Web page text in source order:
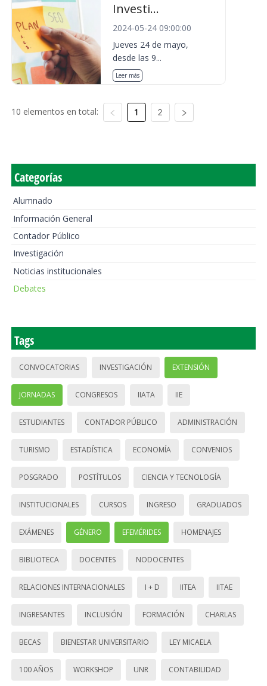
Investi...
2024-05-24 09:00:00
Jueves 24 de mayo,
desde las 9...
Leer más
10 elementos en total: 1 2
Categorías
Alumnado
Información General
Contador Público
Investigación
Noticias institucionales
Debates
Tags
CONVOCATORIAS INVESTIGACIÓN EXTENSIÓN
JORNADAS CONGRESOS IIATA IIE
ESTUDIANTES CONTADOR PÚBLICO ADMINISTRACIÓN
TURISMO ESTADÍSTICA ECONOMÍA CONVENIOS
POSGRADO POSTÍTULOS CIENCIA Y TECNOLOGÍA
INSTITUCIONALES CURSOS INGRESO GRADUADOS
EXÁMENES GÉNERO EFEMÉRIDES HOMENAJES
BIBLIOTECA DOCENTES NODOCENTES
RELACIONES INTERNACIONALES I + D IITEA IITAE
INGRESANTES INCLUSIÓN FORMACIÓN CHARLAS
BECAS BIENESTAR UNIVERSITARIO LEY MICAELA
100 AÑOS WORKSHOP UNR CONTABILIDAD